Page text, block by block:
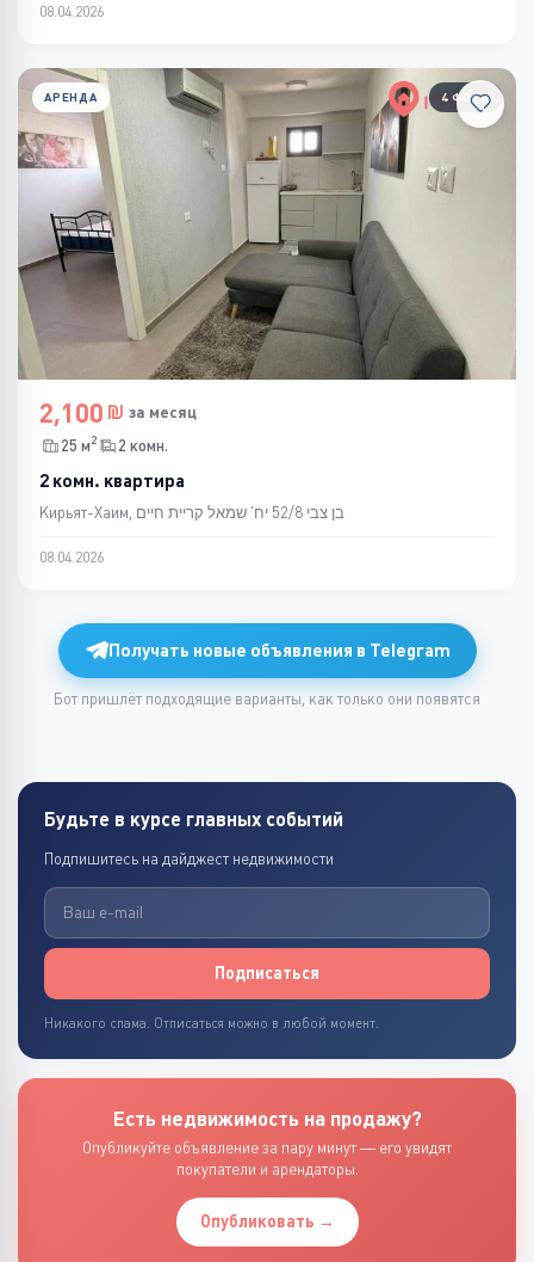
08.04.2026
4 ФОТО
АРЕНДА
2,100
за месяц
25 м2 2 комн.
2 комн. квартира
Кирьят-Хаим, בן צבי 52/8 יח' שמאל קריית חיים
08.04.2026
Получать новые объявления в Telegram
Бот пришлёт подходящие варианты, как только они появятся
Будьте в курсе главных событий
Подпишитесь на дайджест недвижимости
Подписаться
Никакого спама. Отписаться можно в любой момент.
Есть недвижимость на продажу?
Опубликуйте объявление за пару минут — его увидят
покупатели и арендаторы.
Опубликовать →